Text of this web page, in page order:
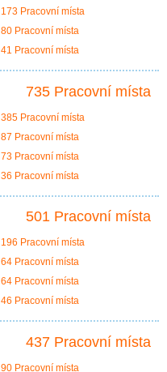
173 Pracovní místa
80 Pracovní místa
41 Pracovní místa
735 Pracovní místa
385 Pracovní místa
87 Pracovní místa
73 Pracovní místa
36 Pracovní místa
501 Pracovní místa
196 Pracovní místa
64 Pracovní místa
64 Pracovní místa
46 Pracovní místa
437 Pracovní místa
90 Pracovní místa